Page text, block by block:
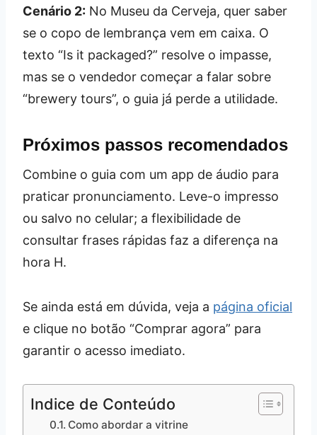
Cenário 2: No Museu da Cerveja, quer saber
se o copo de lembrança vem em caixa. O
texto “Is it packaged?” resolve o impasse,
mas se o vendedor começar a falar sobre
“brewery tours”, o guia já perde a utilidade.
Próximos passos recomendados
Combine o guia com um app de áudio para
praticar pronunciamento. Leve-o impresso
ou salvo no celular; a flexibilidade de
consultar frases rápidas faz a diferença na
hora H.
Se ainda está em dúvida, veja a página oficial
e clique no botão “Comprar agora” para
garantir o acesso imediato.
Indice de Conteúdo
Como abordar a vitrine